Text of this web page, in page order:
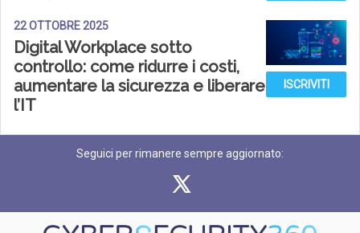
22 OTTOBRE 2025
Digital Workplace sotto
controllo: come ridurre i costi,
aumentare la sicurezza e liberare
l’IT
ISCRIVITI
Seguici per rimanere sempre aggiornato: